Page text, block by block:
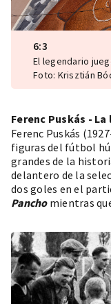
6:3
El legendario
Foto: Krisztián
Ferenc Puskás -
Ferenc Puskás
figuras del fútbol
grandes de la
delantero de la
dos goles en el
Pancho mientras